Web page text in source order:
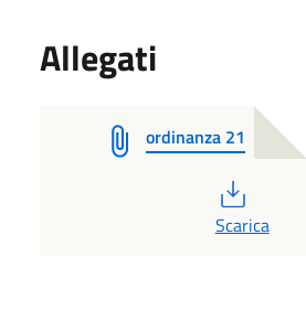
Allegati
ordinanza 21
PDF
Scarica